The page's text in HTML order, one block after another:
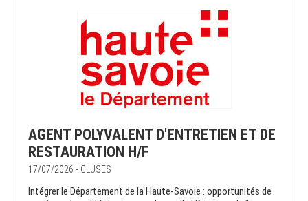
AGENT POLYVALENT D'ENTRETIEN ET DE
RESTAURATION H/F
17/07/2026 - CLUSES
Intégrer le Département de la Haute-Savoie : opportunités de